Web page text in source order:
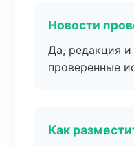
Новости
Да, редакция
проверенные
Как